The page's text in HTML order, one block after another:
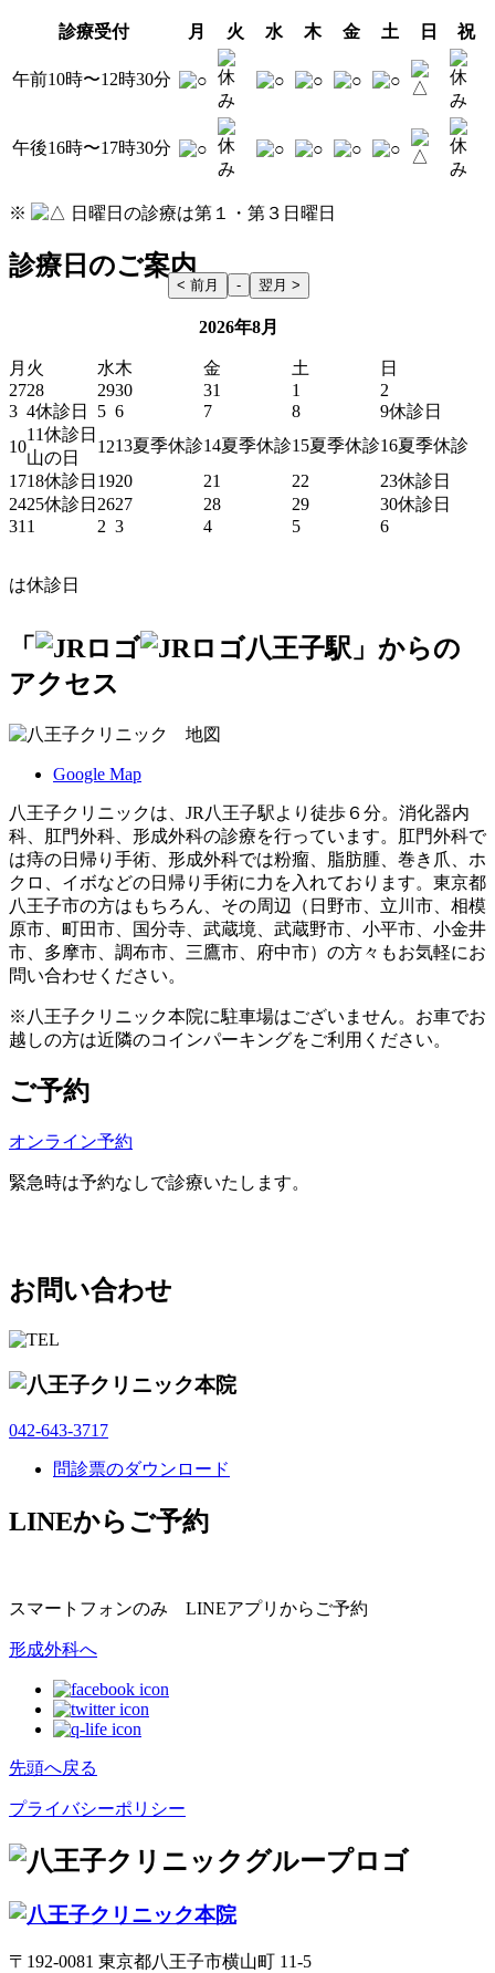
診療受付 月 火 水 木 金 土 日 祝
午前10時〜12時30分
午後16時〜17時30分
※ 日曜日 の診療は第１・第３日曜日
診療日のご案内
2026年8月
月 火 水木 金 土
日
2728 2930 31 1
2
3 4休診日 5 6 7 8 9休診日
10
11休診日
山の日
1213夏季休診14夏季休診15夏季休診16夏季休診
1718休診日 1920 21 22 23休診日
2425休診日 2627 28 29 30休診日
31 1 2 3 4 5 6
は休診日
「
八王子駅」からの
アクセス
Google Map
八王子クリニックは、JR八王子駅より徒歩６分。消化器内
科、肛門外科、形成外科の診療を行っています。肛門外科で
は痔の日帰り手術、形成外科では粉瘤、脂肪腫、巻き爪、ホ
クロ、イボなどの日帰り手術に力を入れております。東京都
八王子市の方はもちろん、その周辺（日野市、立川市、相模
原市、町田市、国分寺、武蔵境、武蔵野市、小平市、小金井
市、多摩市、調布市、三鷹市、府中市）の方々もお気軽にお
問い合わせください。
※八王子クリニック本院に駐車場はございません。お車でお
越しの方は近隣のコインパーキングをご利用ください。
ご予約
オンライン予約
緊急時は予約なしで診療いたします。
お問い合わせ
042-643-3717
問診票のダウンロード
LINEからご予約
スマートフォンのみ LINEアプリからご予約
形成外科へ
先頭へ戻る
プライバシーポリシー
〒192-0081 東京都八王子市横山町 11-5